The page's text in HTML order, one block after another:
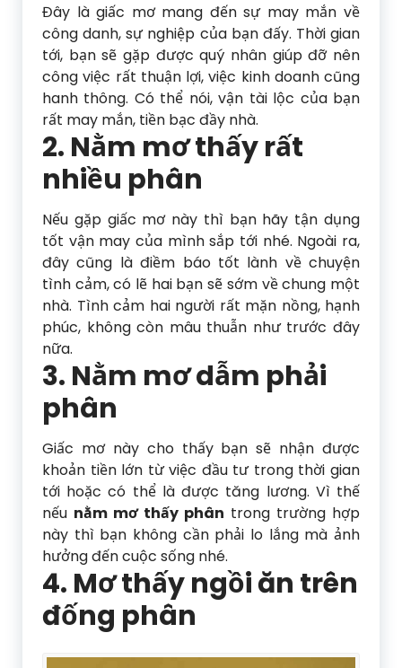
Đây là giấc mơ mang đến sự may mắn về
công danh, sự nghiệp của bạn đấy. Thời gian
tới, bạn sẽ gặp được quý nhân giúp đỡ nên
công việc rất thuận lợi, việc kinh doanh cũng
hanh thông. Có thể nói, vận tài lộc của bạn
rất may mắn, tiền bạc đầy nhà.
2. Nằm mơ thấy rất
nhiều phân
Nếu gặp giấc mơ này thì bạn hãy tận dụng
tốt vận may của mình sắp tới nhé. Ngoài ra,
đây cũng là điềm báo tốt lành về chuyện
tình cảm, có lẽ hai bạn sẽ sớm về chung một
nhà. Tình cảm hai người rất mặn nồng, hạnh
phúc, không còn mâu thuẫn như trước đây
nữa.
3. Nằm mơ dẫm phải
phân
Giấc mơ này cho thấy bạn sẽ nhận được
khoản tiền lớn từ việc đầu tư trong thời gian
tới hoặc có thể là được tăng lương. Vì thế
nếu nằm mơ thấy phân trong trường hợp
này thì bạn không cần phải lo lắng mà ảnh
hưởng đến cuộc sống nhé.
4. Mơ thấy ngồi ăn trên
đống phân